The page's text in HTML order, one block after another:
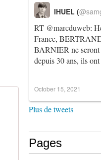
La démocratie,
RT @marcduweb:
France,
BARNIER ne seront
depuis 30 ans, ils
IHUEL (
October 15, 2021
Plus de tweets
Pages